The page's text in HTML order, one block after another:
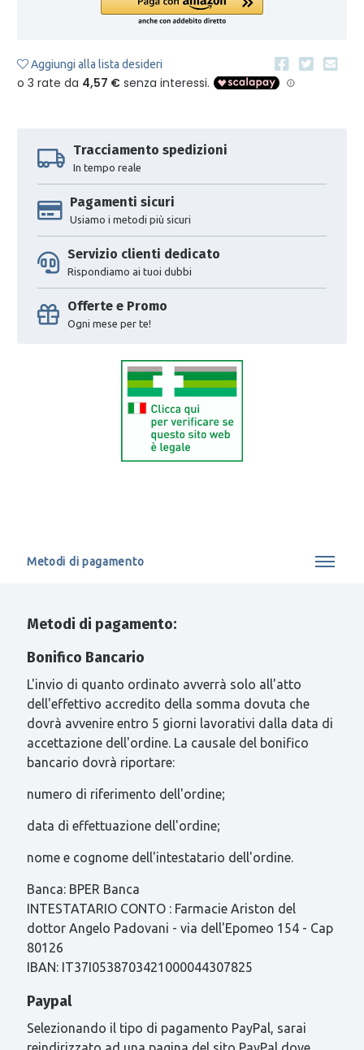
Aggiungi alla lista desideri
Tracciamento spedizioni
In tempo reale
Pagamenti sicuri
Usiamo i metodi più sicuri
Servizio clienti dedicato
Rispondiamo ai tuoi dubbi
Offerte e Promo
Ogni mese per te!
Metodi di pagamento
Metodi di pagamento:
Bonifico Bancario
L'invio di quanto ordinato avverrà solo all'atto
dell'effettivo accredito della somma dovuta che
dovrà avvenire entro 5 giorni lavorativi dalla data di
accettazione dell'ordine. La causale del bonifico
bancario dovrà riportare:
numero di riferimento dell'ordine;
data di effettuazione dell'ordine;
nome e cognome dell'intestatario dell'ordine.
Banca: BPER Banca
INTESTATARIO CONTO : Farmacie Ariston del
dottor Angelo Padovani - via dell'Epomeo 154 - Cap
80126
IBAN: IT37I0538703421000044307825
Paypal
Selezionando il tipo di pagamento PayPal, sarai